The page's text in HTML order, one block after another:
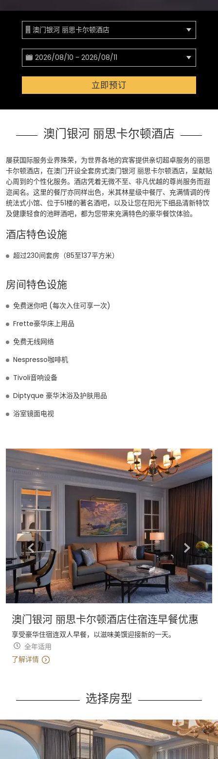
澳门银河 丽思卡尔顿酒店
2026/08/10 - 2026/08/11
立即预订
澳门银河 丽思卡尔顿酒店
屡获国际服务业界殊荣，为世界各地的宾客提供亲切超卓服务的丽思
卡尔顿酒店，在澳门开设全套房式澳门银河 丽思卡尔顿酒店，呈献贴
心周到的个性化服务。酒店凭着无微不至、非凡优越的尊尚服务而遐
迩闻名。这里的餐厅亦同样出色，米其林星级中餐厅、充满情调的传
统法式小馆、位于51楼的著名酒吧，以及让您在阳光下细品清新特饮
及健康轻食的池畔酒吧，都为您带来充满特色的豪华餐饮体验。
酒店特色设施
超过230间套房（85至137平方米）
房间特色设施
免费迷你吧 (每次入住可享一次)
Frette豪华床上用品
免费无线网络
Nespresso咖啡机
Tivoli音响设备
Diptyque 豪华沐浴及护肤用品
浴室镜面电视
Learn more
澳门银河 丽思卡尔顿酒店住宿连早餐优惠
享受豪华住宿连双人早餐，以滋味美馔迎接新的一天。
全年适用
了解详情
选择房型